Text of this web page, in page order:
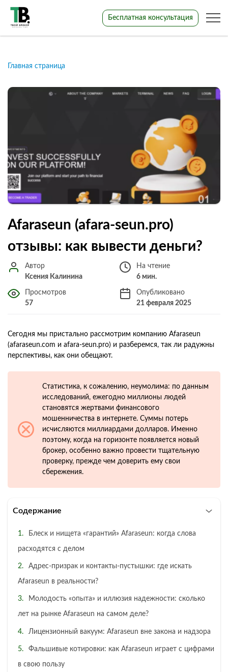
Бесплатная консультация
Главная страница
Afaraseun (afara-seun.pro)
отзывы: как вывести деньги?
Автор
Ксения Калинина
На чтение
6 мин.
Просмотров
57
Опубликовано
21 февраля 2025
Сегодня мы пристально рассмотрим компанию Afaraseun
(afaraseun.com и afara-seun.pro) и разберемся, так ли радужны
перспективы, как они обещают.
Статистика, к сожалению, неумолима: по данным
исследований, ежегодно миллионы людей
становятся жертвами финансового
мошенничества в интернете. Суммы потерь
исчисляются миллиардами долларов. Именно
поэтому, когда на горизонте появляется новый
брокер, особенно важно провести тщательную
проверку, прежде чем доверить ему свои
сбережения.
Содержание
Блеск и нищета «гарантий» Afaraseun: когда слова
расходятся с делом
Адрес-призрак и контакты-пустышки: где искать
Afaraseun в реальности?
Молодость «опыта» и иллюзия надежности: сколько
лет на рынке Afaraseun на самом деле?
Лицензионный вакуум: Afaraseun вне закона и надзора
Фальшивые котировки: как Afaraseun играет с цифрами
в свою пользу